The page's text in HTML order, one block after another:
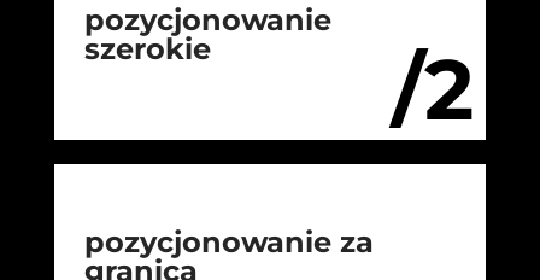
/2
pozycjonowanie
szerokie
pozycjonowanie za
granicą